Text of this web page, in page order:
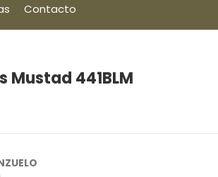
Contacto
Mustad 441BLM